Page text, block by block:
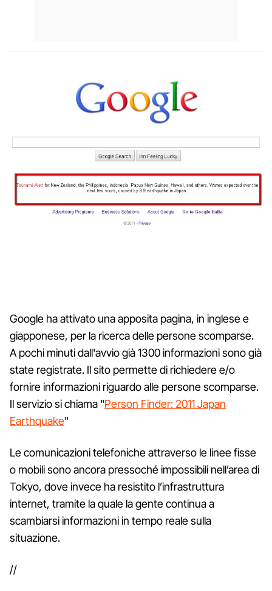
Google ha attivato una apposita pagina, in inglese e
giapponese, per la ricerca delle persone scomparse.
A pochi minuti dall'avvio già 1300 informazioni sono già
state registrate. Il sito permette di richiedere e/o
fornire informazioni riguardo alle persone scomparse.
Il servizio si chiama "Person Finder: 2011 Japan
Earthquake"
Le comunicazioni telefoniche attraverso le linee fisse
o mobili sono ancora pressoché impossibili nell’area di
Tokyo, dove invece ha resistito l’infrastruttura
internet, tramite la quale la gente continua a
scambiarsi informazioni in tempo reale sulla
situazione.
//